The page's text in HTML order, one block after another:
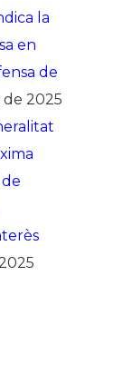
la
en
de
de 2025